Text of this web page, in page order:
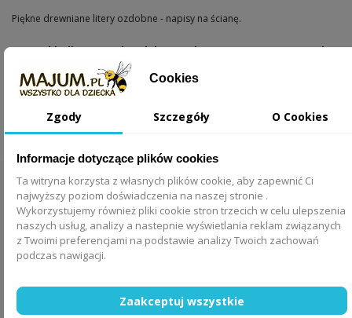
Piękne drewniane litery ozdobne - napisy na ścianę.
Wszystkie litery, napisy, dekory wykonane są w 100% ręcznie z
litego drewna olchowego.
Literki dekorowane mocowane są na dwustronną taśmę
samoprzylepną.
Malowane i zdobione również ręcznie. Używane nietoksyczne
farby akrylowe.
TWOJE KONTO
Cookies
Zgody Szczegóły O Cookies
Informacje dotyczące plików cookies
Ta witryna korzysta z własnych plików cookie, aby zapewnić Ci
najwyższy poziom doświadczenia na naszej stronie .
Wykorzystujemy również pliki cookie stron trzecich w celu ulepszenia
naszych usług, analizy a nastepnie wyświetlania reklam związanych
z Twoimi preferencjami na podstawie analizy Twoich zachowań
podczas nawigacji.
Zaakceptuj wszystkie